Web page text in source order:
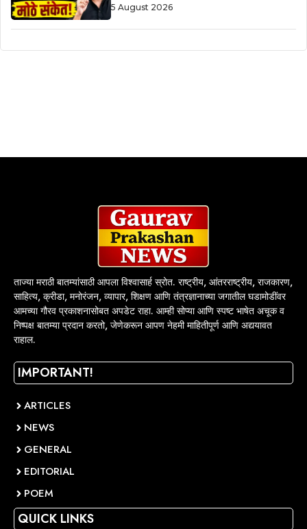
5 August 2026
ताज्या मराठी बातम्यांसाठी आपला विश्वासार्ह स्रोत. राष्ट्रीय, आंतरराष्ट्रीय, राजकारण,
साहित्य, क्रीडा, मनोरंजन, व्यापार, शिक्षण आणि तंत्रज्ञानाच्या जगातील घडामोडींवर
आमच्या गौरव प्रकाशनासोबत अपडेट राहा. आम्ही सोप्या आणि स्पष्ट भाषेत अचूक व
निष्पक्ष बातम्या प्रदान करतो, जेणेकरून आपण नेहमी माहितीपूर्ण आणि अद्ययावत
राहाल.
IMPORTANT!
ARTICLES
NEWS
GENERAL
EDITORIAL
POEM
QUICK LINKS